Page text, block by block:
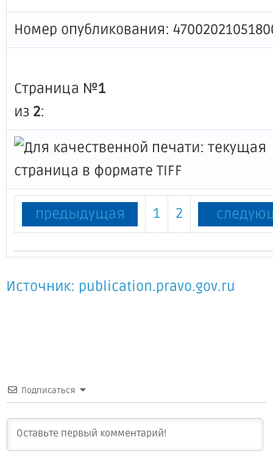
Номер опубликования:
Страница №1
из 2:
предыдущая 1 2
Источник: publication.pravo.gov.ru
Подписаться